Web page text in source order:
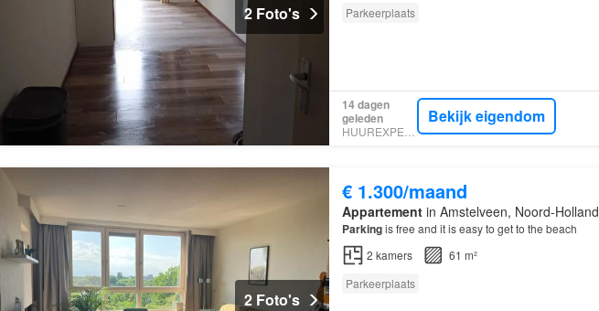
2 Foto's
Parkeerplaats
14 dagen
geleden
Bekijk eigendom
2 Foto's
€ 1.300/maand
Appartementin Amstelveen, Noord-Holland
Parkingis free and it is easy to get to the beach
2 kamers
61 m²
Parkeerplaats